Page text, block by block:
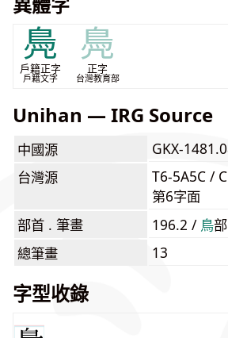
鳧
戶籍正字
戶籍文字
鳧
正字
台灣教育部
Unihan — IRG Source
中國源
GKX-
台灣源
T6-5A5C /
第6字面
部首 . 筆畫
196.2 / ⿃
總筆畫
13
字型收錄